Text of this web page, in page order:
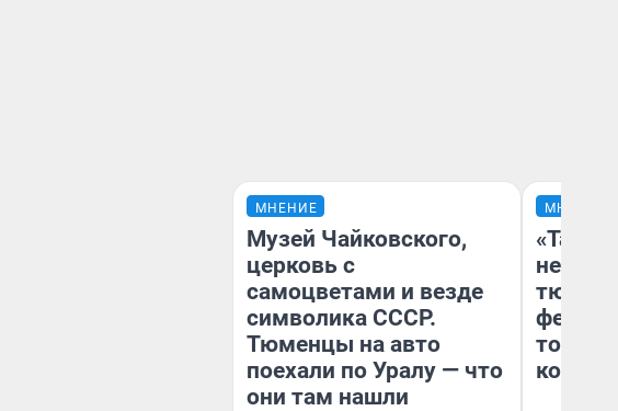
МНЕНИЕ
Музей Чайковского,
церковь с
самоцветами и везде
символика СССР.
Тюменцы на авто
поехали по Уралу — что
они там нашли
МНЕНИЕ
не